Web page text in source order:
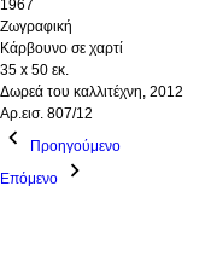
1967
Ζωγραφική
Κάρβουνο σε χαρτί
35 x 50 εκ.
Δωρεά του καλλιτέχνη, 2012
Αρ.εισ. 807/12
Προηγούμενο
Επόμενο